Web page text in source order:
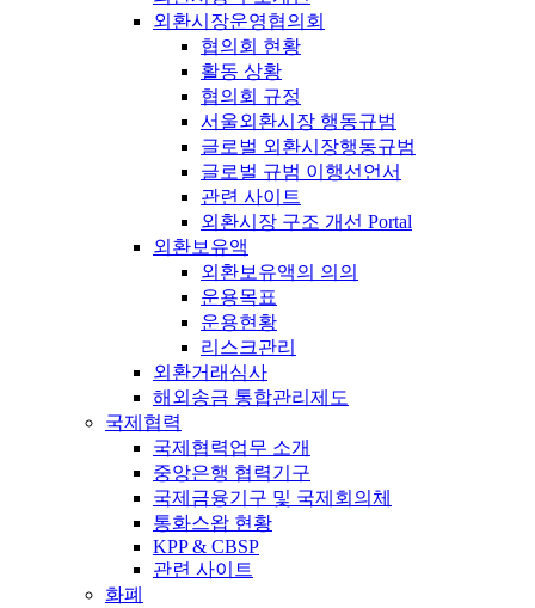
외환시장운영협의회
협의회 현황
활동 상황
협의회 규정
서울외환시장 행동규범
글로벌 외환시장행동규범
글로벌 규범 이행선언서
관련 사이트
외환시장 구조 개선 Portal
외환보유액
외환보유액의 의의
운용목표
운용현황
리스크관리
외환거래심사
해외송금 통합관리제도
국제협력
국제협력업무 소개
중앙은행 협력기구
국제금융기구 및 국제회의체
통화스왑 현황
KPP & CBSP
관련 사이트
화폐